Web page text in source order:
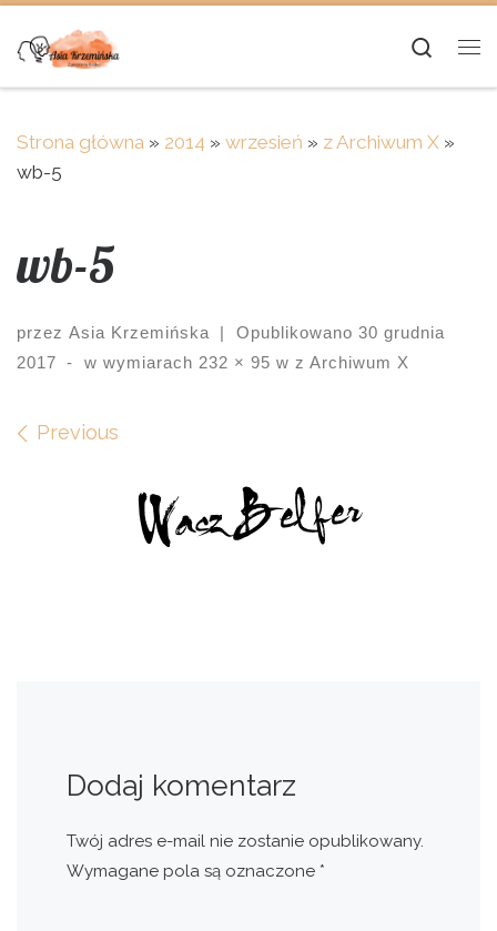
Skip to content
Strona główna » 2014 » wrzesień » z Archiwum X »
wb-5
wb-5
przez Asia Krzemińska | Opublikowano 30 grudnia
2017
- w wymiarach 232 × 95 w z Archiwum X
Images navigation
Previous
Dodaj komentarz
Twój adres e-mail nie zostanie opublikowany.
Wymagane pola są oznaczone *